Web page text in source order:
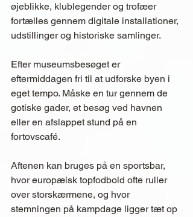
øjeblikke, klublegender og trofæer
fortælles gennem digitale installationer,
udstillinger og historiske samlinger.
Efter museumsbesøget er
eftermiddagen fri til at udforske byen i
eget tempo. Måske en tur gennem de
gotiske gader, et besøg ved havnen
eller en afslappet stund på en
fortovscafé.
Aftenen kan bruges på en sportsbar,
hvor europæisk topfodbold ofte ruller
over storskærmene, og hvor
stemningen på kampdage ligger tæt op